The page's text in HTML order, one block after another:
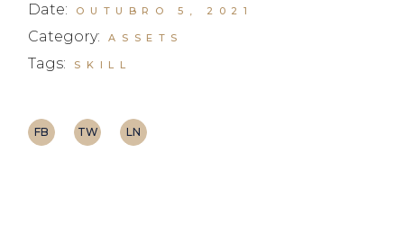
Date: OUTUBRO 5, 2021
Category: ASSETS
Tags: SKILL
FB TW LN